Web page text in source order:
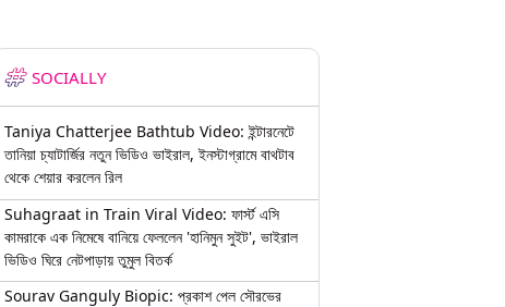
SOCIALLY
Taniya Chatterjee Bathtub Video: ইন্টারনেটে
তানিয়া চ্যাটার্জির নতুন ভিডিও ভাইরাল, ইনস্টাগ্রামে বাথটাব
থেকে শেয়ার করলেন রিল
Suhagraat in Train Viral Video: ফার্স্ট এসি
কামরাকে এক নিমেষে বানিয়ে ফেললেন 'হানিমুন সুইট', ভাইরাল
ভিডিও ঘিরে নেটপাড়ায় তুমুল বিতর্ক
Sourav Ganguly Biopic: প্রকাশ পেল সৌরভের